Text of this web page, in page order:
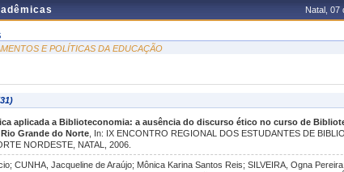
Natal, 07
E POLÍTICAS DA EDUCAÇÃO
aplicada a Biblioteconomia: a ausência do discurso ético no curso de
Grande do Norte , In: IX ENCONTRO REGIONAL DOS ESTUDANTES DE
NORDESTE, NATAL, 2006.
CUNHA, Jacqueline de Araújo; Mônica Karina Santos Reis; SILVEIRA, Ogna